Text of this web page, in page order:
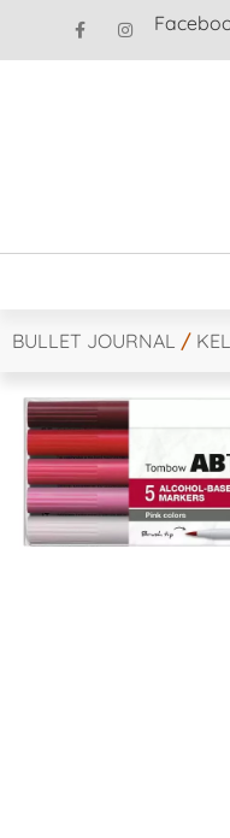
BULLET JOURNAL /